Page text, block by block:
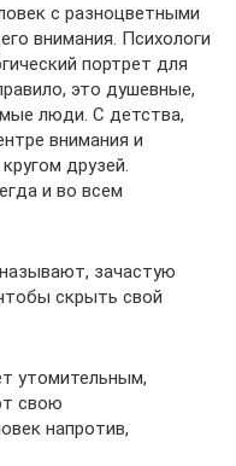
с разноцветными
внимания. Психологи
портрет для
это душевные,
люди. С детства,
внимания и
друзей.
и во всем
зачастую
скрыть свой
утомительным,
свою
напротив,